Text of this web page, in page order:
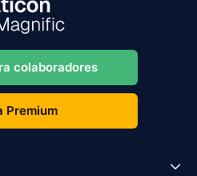
colaboradores
Premium